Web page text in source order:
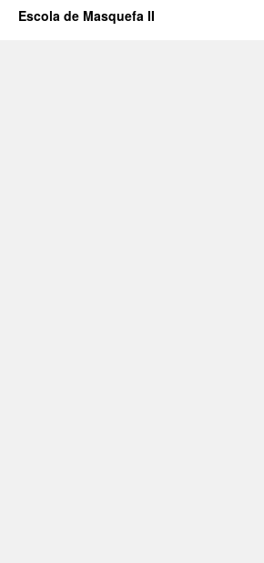
Escola de Masquefa II